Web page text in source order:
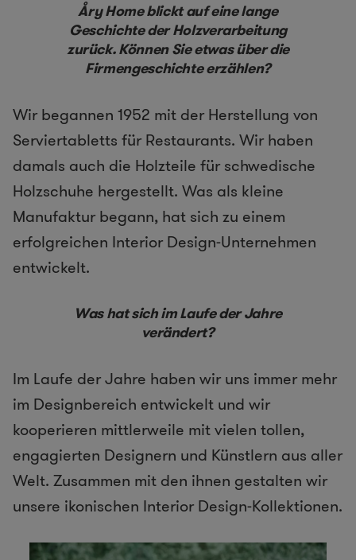
Åry Home blickt auf eine lange
Geschichte der Holzverarbeitung
zurück. Können Sie etwas über die
Firmengeschichte erzählen?
Wir begannen 1952 mit der Herstellung von
Serviertabletts für Restaurants. Wir haben
damals auch die Holzteile für schwedische
Holzschuhe hergestellt. Was als kleine
Manufaktur begann, hat sich zu einem
erfolgreichen Interior Design-Unternehmen
entwickelt.
Was hat sich im Laufe der Jahre
verändert?
Im Laufe der Jahre haben wir uns immer mehr
im Designbereich entwickelt und wir
kooperieren mittlerweile mit vielen tollen,
engagierten Designern und Künstlern aus aller
Welt. Zusammen mit den ihnen gestalten wir
unsere ikonischen Interior Design-Kollektionen.